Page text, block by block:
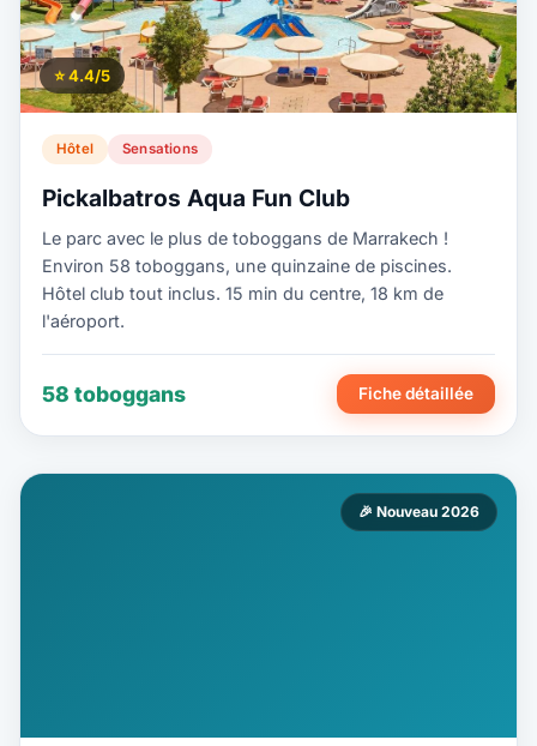
⭐ 4.4/5
Hôtel Sensations
Pickalbatros Aqua Fun Club
Le parc avec le plus de toboggans de Marrakech !
Environ 58 toboggans, une quinzaine de piscines.
Hôtel club tout inclus. 15 min du centre, 18 km de
l'aéroport.
58 toboggans Fiche détaillée
🎉 Nouveau 2026